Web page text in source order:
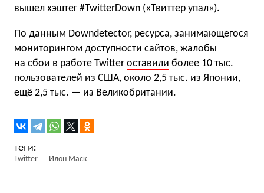
вышел хэштег #TwitterDown («Твиттер упал»).
По данным Downdetector, ресурса, занимающегося
мониторингом доступности сайтов, жалобы
на сбои в работе Twitter оставили более 10 тыс.
пользователей из США, около 2,5 тыс. из Японии,
ещё 2,5 тыс. — из Великобритании.
Twitter Илон Маск